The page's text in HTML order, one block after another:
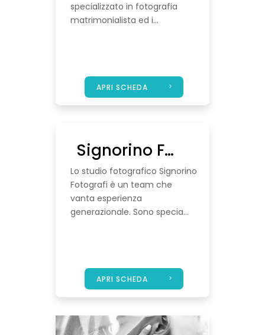
specializzato in fotografia
matrimonialista ed i...
APRI SCHEDA
Signorino Fotografi
Lo studio fotografico Signorino
Fotografi è un team che
vanta esperienza
generazionale. Sono specia...
APRI SCHEDA